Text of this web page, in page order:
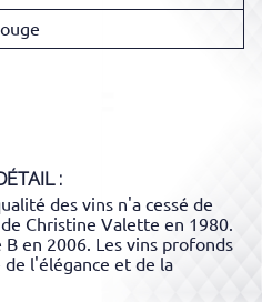
:
des vins n'a cessé de
Christine Valette en 1980.
B en 2006. Les vins profonds
l'élégance et de la